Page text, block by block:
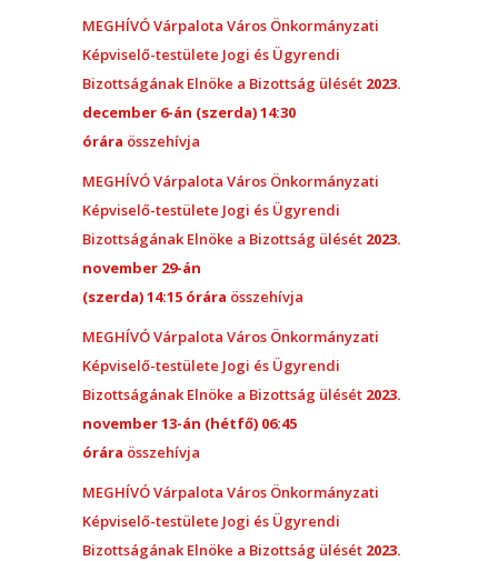
MEGHÍVÓ Várpalota Város Önkormányzati
Képviselő-testülete Jogi és Ügyrendi
Bizottságának Elnöke a Bizottság ülését 2023.
december 6-án (szerda) 14:30
órára összehívja
MEGHÍVÓ Várpalota Város Önkormányzati
Képviselő-testülete Jogi és Ügyrendi
Bizottságának Elnöke a Bizottság ülését 2023.
november 29-án
(szerda) 14:15 órára összehívja
MEGHÍVÓ Várpalota Város Önkormányzati
Képviselő-testülete Jogi és Ügyrendi
Bizottságának Elnöke a Bizottság ülését 2023.
november 13-án (hétfő) 06:45
órára összehívja
MEGHÍVÓ Várpalota Város Önkormányzati
Képviselő-testülete Jogi és Ügyrendi
Bizottságának Elnöke a Bizottság ülését 2023.